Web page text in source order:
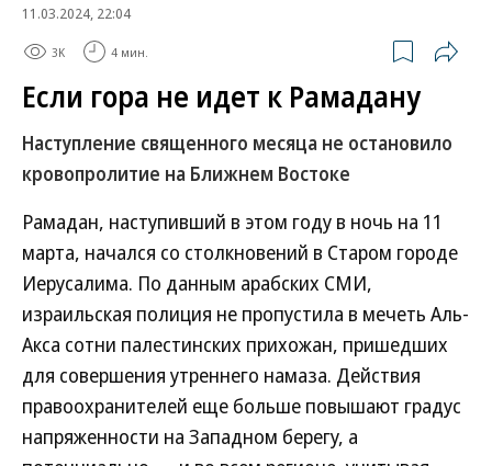
11.03.2024, 22:04
3K 4 мин.
Если гора не идет к Рамадану
Наступление священного месяца не остановило
кровопролитие на Ближнем Востоке
Рамадан, наступивший в этом году в ночь на 11
марта, начался со столкновений в Старом городе
Иерусалима. По данным арабских СМИ,
израильская полиция не пропустила в мечеть Аль-
Акса сотни палестинских прихожан, пришедших
для совершения утреннего намаза. Действия
правоохранителей еще больше повышают градус
напряженности на Западном берегу, а